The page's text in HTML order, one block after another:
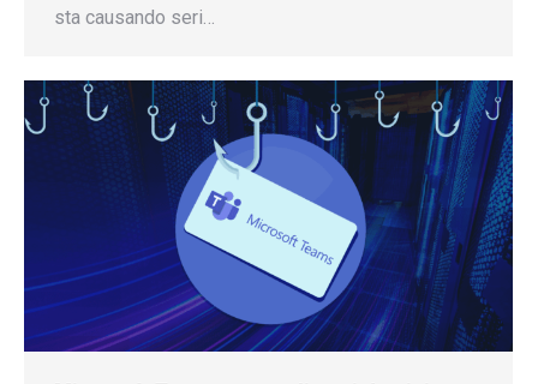
sta causando seri…